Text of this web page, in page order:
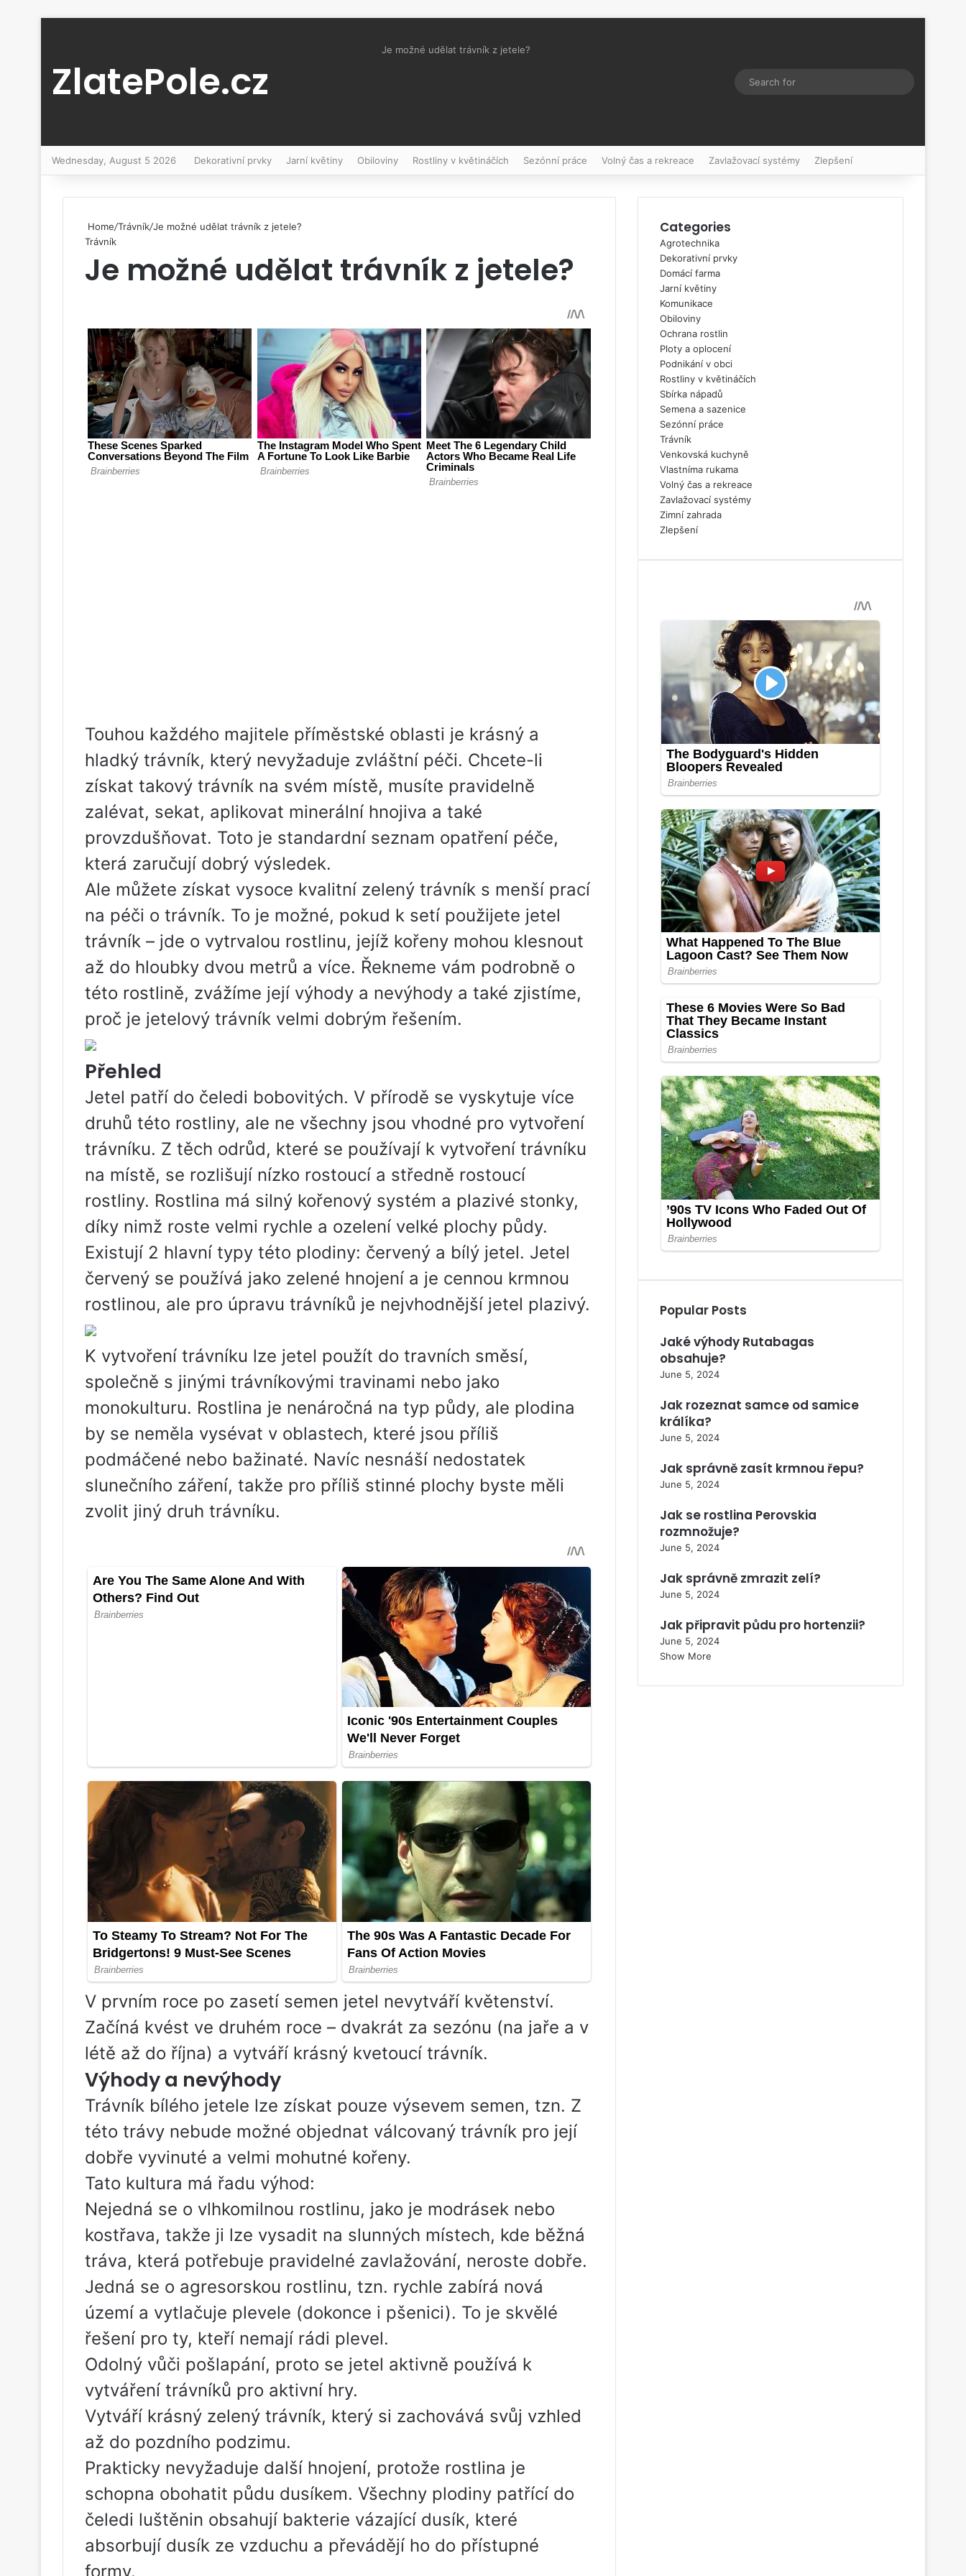
ZlatePole.cz
Je možné udělat trávník z jetele?
Switch skin
Wednesday, August 5 2026 Dekorativní prvky Jarní květiny Obiloviny Rostliny v květináčích Sezónní práce Volný čas a rekreace Zavlažovací systémy Zlepšení
Home/Trávník/Je možné udělat trávník z jetele?
Trávník
Je možné udělat trávník z jetele?
Touhou každého majitele příměstské oblasti je krásný a
hladký trávník, který nevyžaduje zvláštní péči. Chcete-li
získat takový trávník na svém místě, musíte pravidelně
zalévat, sekat, aplikovat minerální hnojiva a také
provzdušňovat. Toto je standardní seznam opatření péče,
která zaručují dobrý výsledek.
Ale můžete získat vysoce kvalitní zelený trávník s menší prací
na péči o trávník. To je možné, pokud k setí použijete jetel
trávník – jde o vytrvalou rostlinu, jejíž kořeny mohou klesnout
až do hloubky dvou metrů a více. Řekneme vám podrobně o
této rostlině, zvážíme její výhody a nevýhody a také zjistíme,
proč je jetelový trávník velmi dobrým řešením.
Přehled
Jetel patří do čeledi bobovitých. V přírodě se vyskytuje více
druhů této rostliny, ale ne všechny jsou vhodné pro vytvoření
trávníku. Z těch odrůd, které se používají k vytvoření trávníku
na místě, se rozlišují nízko rostoucí a středně rostoucí
rostliny. Rostlina má silný kořenový systém a plazivé stonky,
díky nimž roste velmi rychle a ozelení velké plochy půdy.
Existují 2 hlavní typy této plodiny: červený a bílý jetel. Jetel
červený se používá jako zelené hnojení a je cennou krmnou
rostlinou, ale pro úpravu trávníků je nejvhodnější jetel plazivý.
K vytvoření trávníku lze jetel použít do travních směsí,
společně s jinými trávníkovými travinami nebo jako
monokulturu. Rostlina je nenáročná na typ půdy, ale plodina
by se neměla vysévat v oblastech, které jsou příliš
podmáčené nebo bažinaté. Navíc nesnáší nedostatek
slunečního záření, takže pro příliš stinné plochy byste měli
zvolit jiný druh trávníku.
V prvním roce po zasetí semen jetel nevytváří květenství.
Začíná kvést ve druhém roce – dvakrát za sezónu (na jaře a v
létě až do října) a vytváří krásný kvetoucí trávník.
Výhody a nevýhody
Trávník bílého jetele lze získat pouze výsevem semen, tzn. Z
této trávy nebude možné objednat válcovaný trávník pro její
dobře vyvinuté a velmi mohutné kořeny.
Tato kultura má řadu výhod:
Nejedná se o vlhkomilnou rostlinu, jako je modrásek nebo
kostřava, takže ji lze vysadit na slunných místech, kde běžná
tráva, která potřebuje pravidelné zavlažování, neroste dobře.
Jedná se o agresorskou rostlinu, tzn. rychle zabírá nová
území a vytlačuje plevele (dokonce i pšenici). To je skvělé
řešení pro ty, kteří nemají rádi plevel.
Odolný vůči pošlapání, proto se jetel aktivně používá k
vytváření trávníků pro aktivní hry.
Vytváří krásný zelený trávník, který si zachovává svůj vzhled
až do pozdního podzimu.
Prakticky nevyžaduje další hnojení, protože rostlina je
schopna obohatit půdu dusíkem. Všechny plodiny patřící do
čeledi luštěnin obsahují bakterie vázající dusík, které
absorbují dusík ze vzduchu a převádějí ho do přístupné
formy.
Categories
Agrotechnika
Dekorativní prvky
Domácí farma
Jarní květiny
Komunikace
Obiloviny
Ochrana rostlin
Ploty a oplocení
Podnikání v obci
Rostliny v květináčích
Sbírka nápadů
Semena a sazenice
Sezónní práce
Trávník
Venkovská kuchyně
Vlastníma rukama
Volný čas a rekreace
Zavlažovací systémy
Zimní zahrada
Zlepšení
Popular Posts
Jaké výhody Rutabagas
obsahuje?
June 5, 2024
Jak rozeznat samce od samice
králíka?
June 5, 2024
Jak správně zasít krmnou řepu?
June 5, 2024
Jak se rostlina Perovskia
rozmnožuje?
June 5, 2024
Jak správně zmrazit zelí?
June 5, 2024
Jak připravit půdu pro hortenzii?
June 5, 2024
Show More